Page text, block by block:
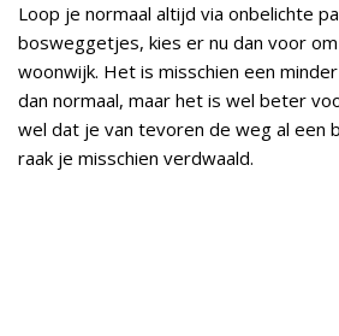
Loop je normaal altijd via onbelichte
bosweggetjes, kies er nu dan voor
woonwijk. Het is misschien een
dan normaal, maar het is wel beter
wel dat je van tevoren de weg al een
raak je misschien verdwaald.